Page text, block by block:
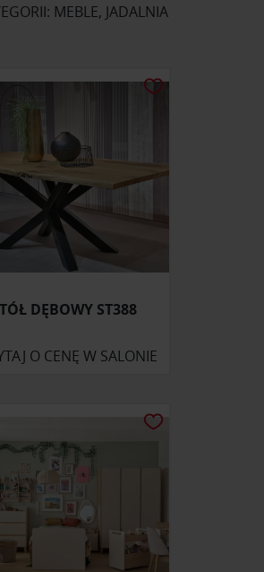
MEBLE, JADALNIA
DĘBOWY ST388
O CENĘ W SALONIE